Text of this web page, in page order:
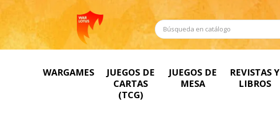
WARGAMES
JUEGOS DE
CARTAS
(TCG)
JUEGOS DE
MESA
REVISTAS Y
LIBROS